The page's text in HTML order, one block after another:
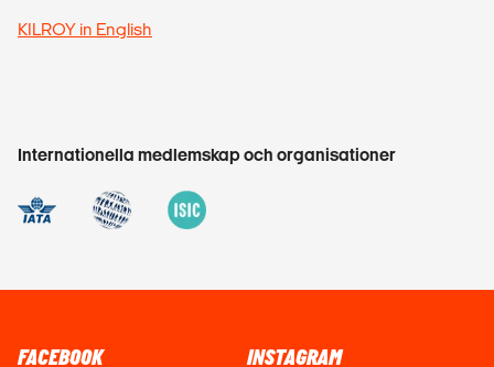
KILROY in English
Internationella medlemskap och organisationer
FACEBOOK INSTAGRAM